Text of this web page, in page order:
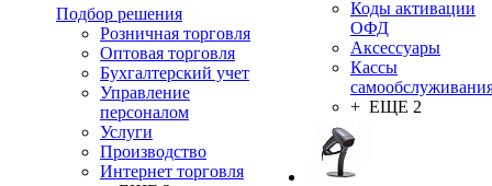
Подбор решения
Розничная торговля
Оптовая торговля
Бухгалтерский учет
Управление
персоналом
Услуги
Производство
Интернет торговля
Коды активации
ОФД
Аксессуары
Кассы
+ ЕЩЕ 2